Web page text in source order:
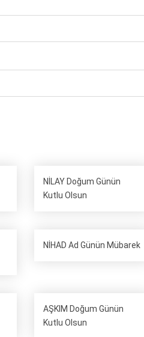
NİLAY Doğum Günün
Kutlu Olsun
NİHAD Ad Günün Mübarek
AŞKIM Doğum Günün
Kutlu Olsun